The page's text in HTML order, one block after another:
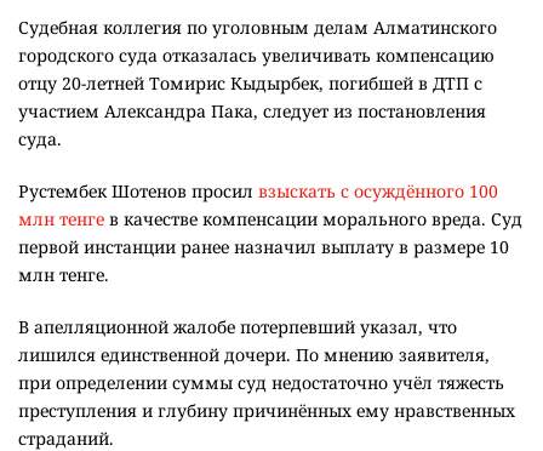
Судебная коллегия по уголовным делам Алматинского
городского суда отказалась увеличивать компенсацию
отцу 20-летней Томирис Кыдырбек, погибшей в ДТП с
участием Александра Пака, следует из постановления
суда.
Рустембек Шотенов просил взыскать с осуждённого 100
млн тенге в качестве компенсации морального вреда. Суд
первой инстанции ранее назначил выплату в размере 10
млн тенге.
В апелляционной жалобе потерпевший указал, что
лишился единственной дочери. По мнению заявителя,
при определении суммы суд недостаточно учёл тяжесть
преступления и глубину причинённых ему нравственных
страданий.